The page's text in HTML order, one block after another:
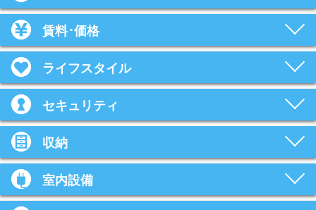
賃料･価格
ライフスタイル
セキュリティ
収納
室内設備